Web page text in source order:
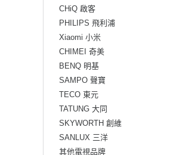
CHiQ 啟客
PHILIPS 飛利浦
Xiaomi 小米
CHIMEI 奇美
BENQ 明基
SAMPO 聲寶
TECO 東元
TATUNG 大同
SKYWORTH 創維
SANLUX 三洋
其他電視品牌